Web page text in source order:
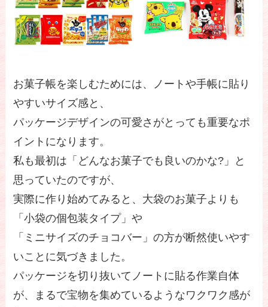
お菓子帳を楽しむためには、ノートや手帳に貼り
やすいサイズ感と、
パッケージデザインの可愛さがとっても重要なポ
イントになります。
私も最初は「どんなお菓子でも良いのかな?」と
思っていたのですが、
実際に作り始めてみると、大袋のお菓子よりも
「小袋の個包装タイプ」や
「ミニサイズのチョコバー」の方が断然使いやす
いことに気づきました。
パッケージを切り抜いてノートに貼る作業自体
が、まるで宝物を集めているようなワクワク感が